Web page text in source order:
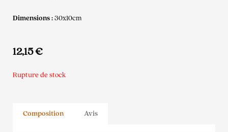
Dimensions :30x10cm
12,15€
Rupture de stock
Composition Avis